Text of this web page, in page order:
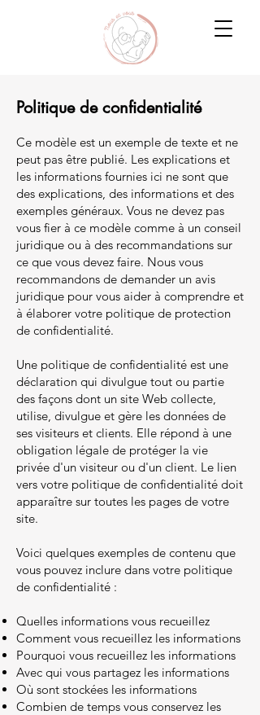
Politique de confidentialité
Ce modèle est un exemple de texte et ne
peut pas être publié. Les explications et
les informations fournies ici ne sont que
des explications, des informations et des
exemples généraux. Vous ne devez pas
vous fier à ce modèle comme à un conseil
juridique ou à des recommandations sur
ce que vous devez faire. Nous vous
recommandons de demander un avis
juridique pour vous aider à comprendre et
à élaborer votre politique de protection
de confidentialité.
Une politique de confidentialité est une
déclaration qui divulgue tout ou partie
des façons dont un site Web collecte,
utilise, divulgue et gère les données de
ses visiteurs et clients. Elle répond à une
obligation légale de protéger la vie
privée d'un visiteur ou d'un client. Le lien
vers votre politique de confidentialité doit
apparaître sur toutes les pages de votre
site.
Voici quelques exemples de contenu que
vous pouvez inclure dans votre politique
de confidentialité :
Quelles informations vous recueillez
Comment vous recueillez les informations
Pourquoi vous recueillez les informations
Avec qui vous partagez les informations
Où sont stockées les informations
Combien de temps vous conservez les